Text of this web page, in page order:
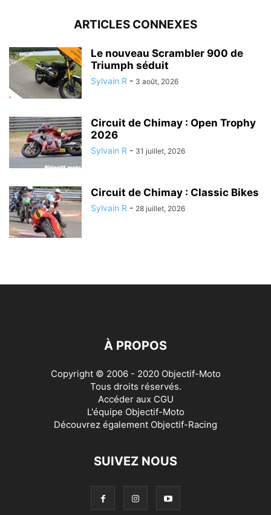
ARTICLES CONNEXES
Le nouveau Scrambler 900 de
Triumph séduit
Sylvain R - 3 août, 2026
Circuit de Chimay : Open Trophy
2026
Sylvain R - 31 juillet, 2026
Circuit de Chimay : Classic Bikes
Sylvain R - 28 juillet, 2026
À PROPOS
Copyright © 2006 - 2020 Objectif-Moto
Tous droits réservés.
Accéder aux CGU
L'équipe Objectif-Moto
Découvrez également Objectif-Racing
SUIVEZ NOUS